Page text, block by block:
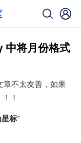
将月份格式
章不太友善，如果
！
标”